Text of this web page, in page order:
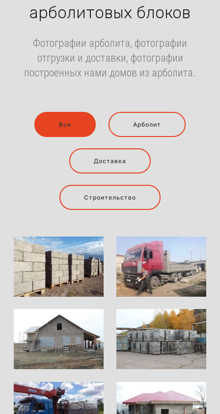
арболитовых блоков
Фотографии арболита, фотографии
отгрузки и доставки, фотографии
построенных нами домов из арболита.
Все Арболит
Доставка
Строительство